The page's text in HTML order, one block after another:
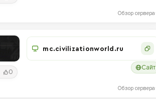
Обзор сервера
0
mc.civilizationworld.ru
Сайт
Обзор сервера